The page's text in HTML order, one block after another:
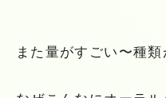
また量がすごい〜種類